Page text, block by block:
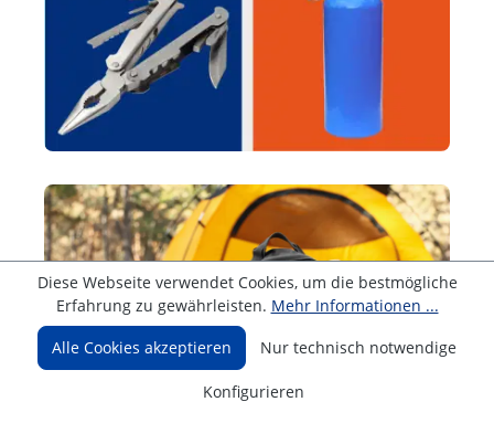
Diese Webseite verwendet Cookies, um die bestmögliche
Erfahrung zu gewährleisten. Mehr Informationen ...
Alle Cookies akzeptieren
Nur technisch notwendige
Konfigurieren